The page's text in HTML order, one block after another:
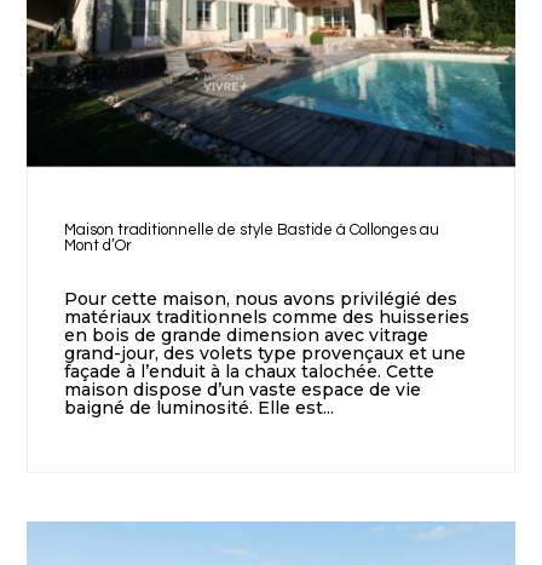
Maison traditionnelle de style Bastide à Collonges au
Mont d’Or
Pour cette maison, nous avons privilégié des
matériaux traditionnels comme des huisseries
en bois de grande dimension avec vitrage
grand-jour, des volets type provençaux et une
façade à l’enduit à la chaux talochée. Cette
maison dispose d’un vaste espace de vie
baigné de luminosité. Elle est...